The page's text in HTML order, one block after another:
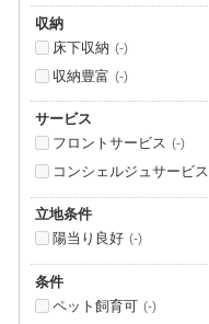
収納
床下収納 (-)
収納豊富 (-)
サービス
フロントサービス (-)
コンシェルジュサービス
立地条件
陽当り良好 (-)
条件
ペット飼育可 (-)